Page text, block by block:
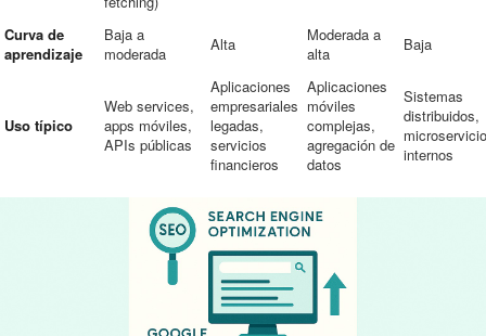
Curva de
aprendizaje
Baja a
moderada
Alta
Moderada a
alta
Baja
Uso típico
Web services,
apps móviles,
APIs públicas
Aplicaciones
empresariales
legadas,
servicios
financieros
Aplicaciones
móviles
complejas,
agregación de
datos
Sistemas
distribuidos,
internos